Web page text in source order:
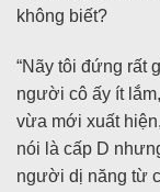
không biết?
“Nãy tôi đứng rất
người cô ấy ít
vừa mới xuất
nói là cấp D
người dị năng từ